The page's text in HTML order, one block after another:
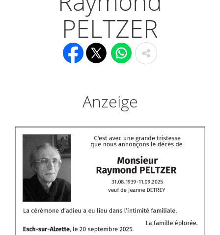
PELTZER
Anzeige